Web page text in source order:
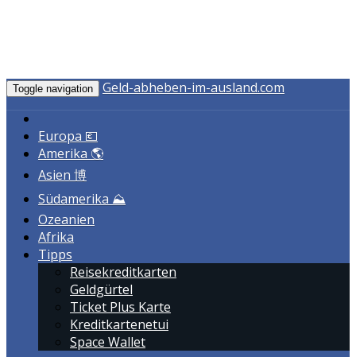
Toggle navigation Geld-abheben-im-ausland.com
Europa 💶
Amerika 🌎
Asien 博
Südamerika ⛰️
Ozeanien
Afrika
Tipps
Reisekreditkarten
Geldgürtel
Ticket Plus Karte
Kreditkartenetui
Space Wallet